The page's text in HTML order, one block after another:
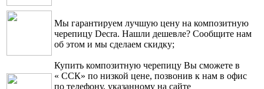
Мы гарантируем лучшую цену на композитную
черепицу Decra. Нашли дешевле? Сообщите нам
об этом и мы сделаем скидку;
Купить композитную черепицу Вы сможете в
« ССК» по низкой цене, позвонив к нам в офис
по телефону, указанному на сайте